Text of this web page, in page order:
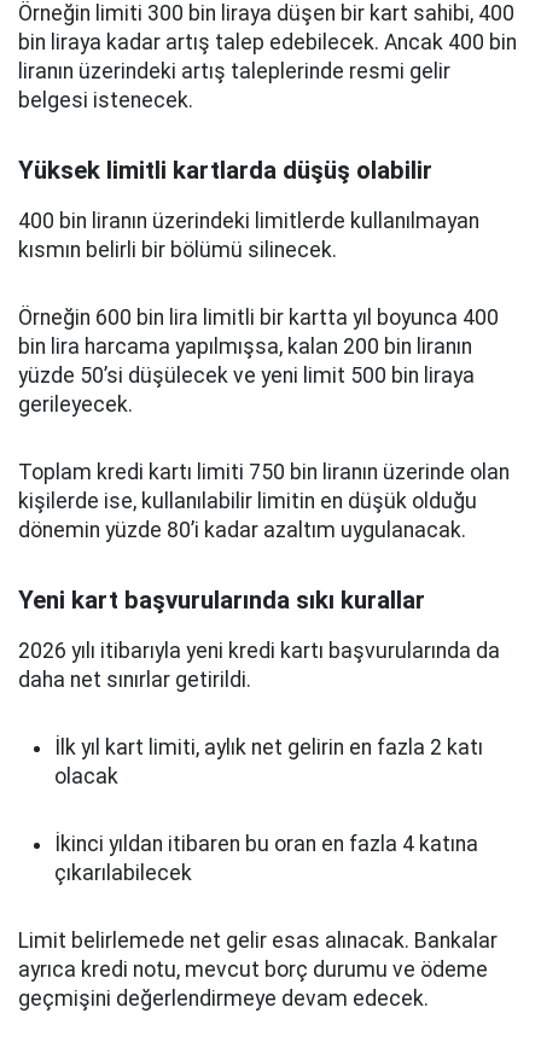
Örneğin limiti 300 bin liraya düşen bir kart sahibi, 400
bin liraya kadar artış talep edebilecek. Ancak 400 bin
liranın üzerindeki artış taleplerinde resmi gelir
belgesi istenecek.
Yüksek limitli kartlarda düşüş olabilir
400 bin liranın üzerindeki limitlerde kullanılmayan
kısmın belirli bir bölümü silinecek.
Örneğin 600 bin lira limitli bir kartta yıl boyunca 400
bin lira harcama yapılmışsa, kalan 200 bin liranın
yüzde 50’si düşülecek ve yeni limit 500 bin liraya
gerileyecek.
Toplam kredi kartı limiti 750 bin liranın üzerinde olan
kişilerde ise, kullanılabilir limitin en düşük olduğu
dönemin yüzde 80’i kadar azaltım uygulanacak.
Yeni kart başvurularında sıkı kurallar
2026 yılı itibarıyla yeni kredi kartı başvurularında da
daha net sınırlar getirildi.
İlk yıl kart limiti, aylık net gelirin en fazla 2 katı
olacak
İkinci yıldan itibaren bu oran en fazla 4 katına
çıkarılabilecek
Limit belirlemede net gelir esas alınacak. Bankalar
ayrıca kredi notu, mevcut borç durumu ve ödeme
geçmişini değerlendirmeye devam edecek.